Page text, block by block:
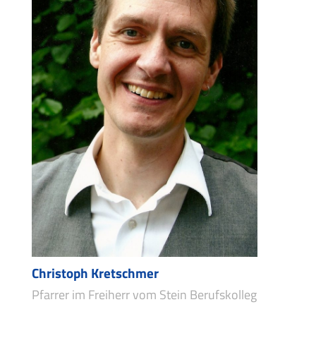
Christoph Kretschmer
Pfarrer im Freiherr vom Stein Berufskolleg